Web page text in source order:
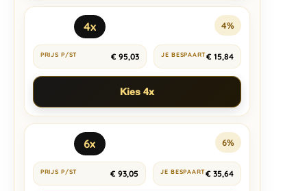
4x 4%
€ 95,03 € 15,84
Kies 4x
6x 6%
€ 93,05 € 35,64